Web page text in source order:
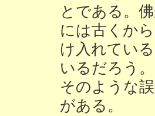
とである。
には古くか
け入れてい
いるだろう
そのような
がある。